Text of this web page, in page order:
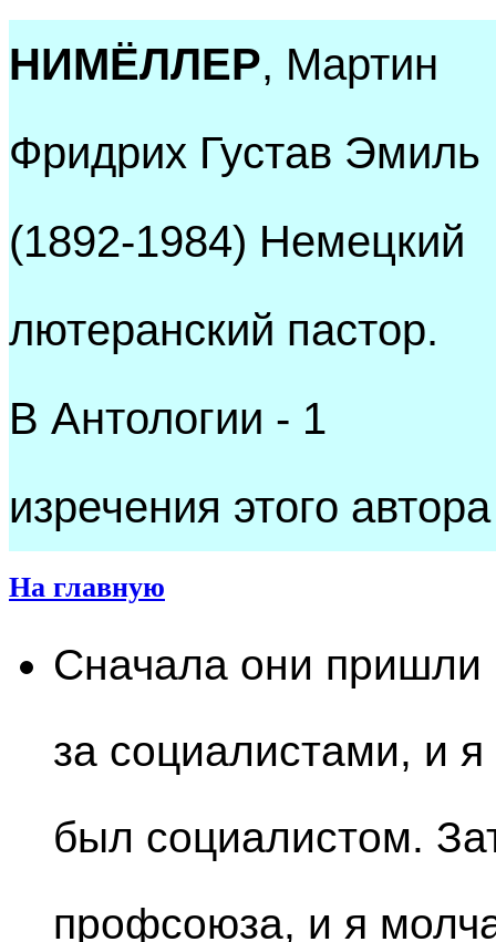
НИМЁЛЛЕР, Мартин
Фридрих Густав Эмиль
(1892-1984) Немецкий
лютеранский пастор.
В Антологии - 1
изречения этого автора
На главную
Сначала они пришли
за социалистами, и
был социалистом.
профсоюза, и я